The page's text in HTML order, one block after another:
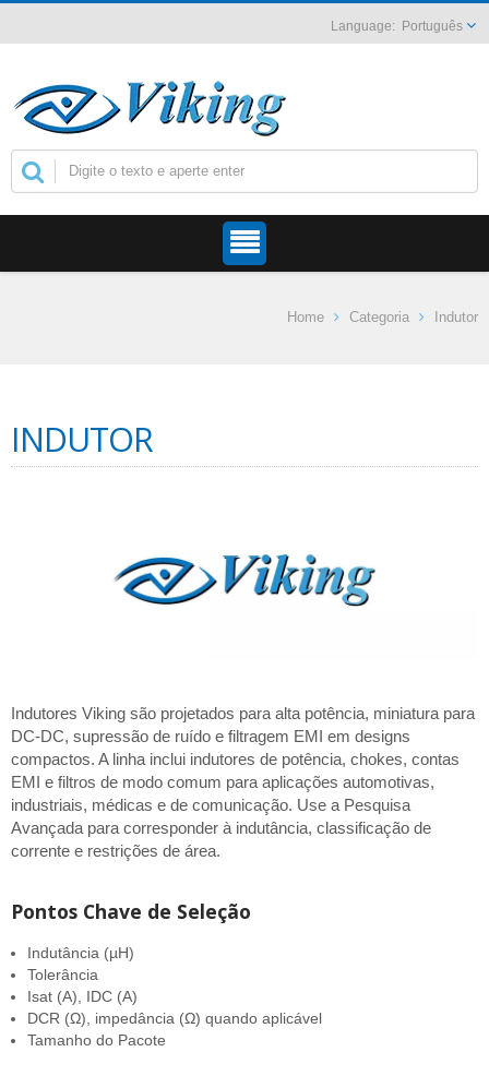
Português
Home Categoria Indutor
INDUTOR
Indutores Viking são projetados para alta potência, miniatura para
DC-DC, supressão de ruído e filtragem EMI em designs
compactos. A linha inclui indutores de potência, chokes, contas
EMI e filtros de modo comum para aplicações automotivas,
industriais, médicas e de comunicação. Use a Pesquisa
Avançada para corresponder à indutância, classificação de
corrente e restrições de área.
Pontos Chave de Seleção
Indutância (µH)
Tolerância
Isat (A), IDC (A)
DCR (Ω), impedância (Ω) quando aplicável
Tamanho do Pacote